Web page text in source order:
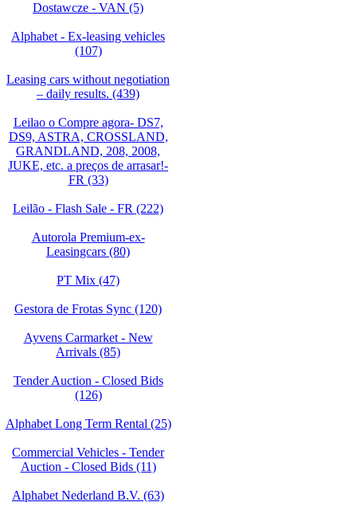
Dostawcze - VAN (5)
Alphabet - Ex-leasing vehicles
(107)
Leasing cars without negotiation
– daily results. (439)
Leilao o Compre agora- DS7,
DS9, ASTRA, CROSSLAND,
GRANDLAND, 208, 2008,
JUKE, etc. a preços de arrasar!-
FR (33)
Leilão - Flash Sale - FR (222)
Autorola Premium-ex-
Leasingcars (80)
PT Mix (47)
Gestora de Frotas Sync (120)
Ayvens Carmarket - New
Arrivals (85)
Tender Auction - Closed Bids
(126)
Alphabet Long Term Rental (25)
Commercial Vehicles - Tender
Auction - Closed Bids (11)
Alphabet Nederland B.V. (63)